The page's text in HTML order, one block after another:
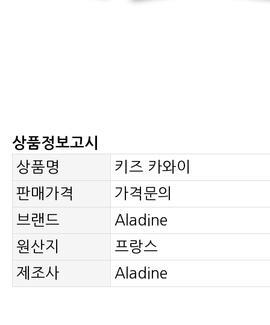
상품정보고시
상품명
키즈 카와이
판매가격
가격문의
브랜드
Aladine
원산지
프랑스
제조사
Aladine